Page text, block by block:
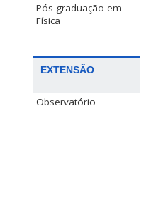
Pós-graduação em
Física
EXTENSÃO
Observatório